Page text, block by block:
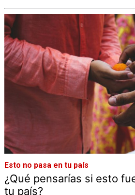
Esto no pasa en tu país
¿Qué pensarías si esto
tu país?